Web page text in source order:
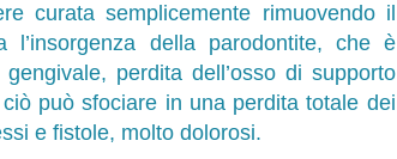
curata semplicemente rimuovendo il
della parodontite, che è
perdita dell’osso di supporto
può sfociare in una perdita totale dei
e fistole, molto dolorosi.